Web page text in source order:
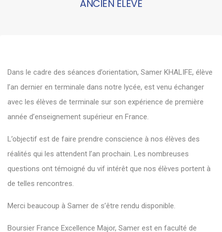
ANCIEN ÉLÈVE
Dans le cadre des séances d’orientation, Samer KHALIFE, élève
l’an dernier en terminale dans notre lycée, est venu échanger
avec les élèves de terminale sur son expérience de première
année d’enseignement supérieur en France.
L’objectif est de faire prendre conscience à nos élèves des
réalités qui les attendent l’an prochain. Les nombreuses
questions ont témoigné du vif intérêt que nos élèves portent à
de telles rencontres.
Merci beaucoup à Samer de s’être rendu disponible.
Boursier France Excellence Major, Samer est en faculté de